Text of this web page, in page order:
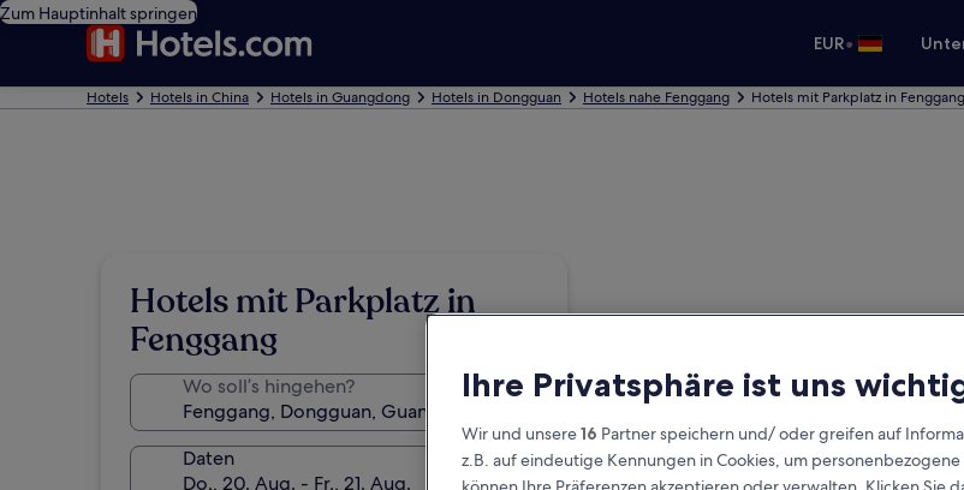
Zum Hauptinhalt springen
EUR•
Hotels Hotels in China Hotels in Guangdong Hotels in Dongguan Hotels nahe Fenggang Hotels mit Parkplatz in Fenggang
Hotels mit Parkplatz in
Fenggang
Wo soll’s hingehen?
Daten
Do., 20. Aug. - Fr., 21. Aug.
Ihre Privatsphäre ist uns
Wir und unsere16 Partner speichern und/ oder greifen auf
z.B. auf eindeutige Kennungen in Cookies, um